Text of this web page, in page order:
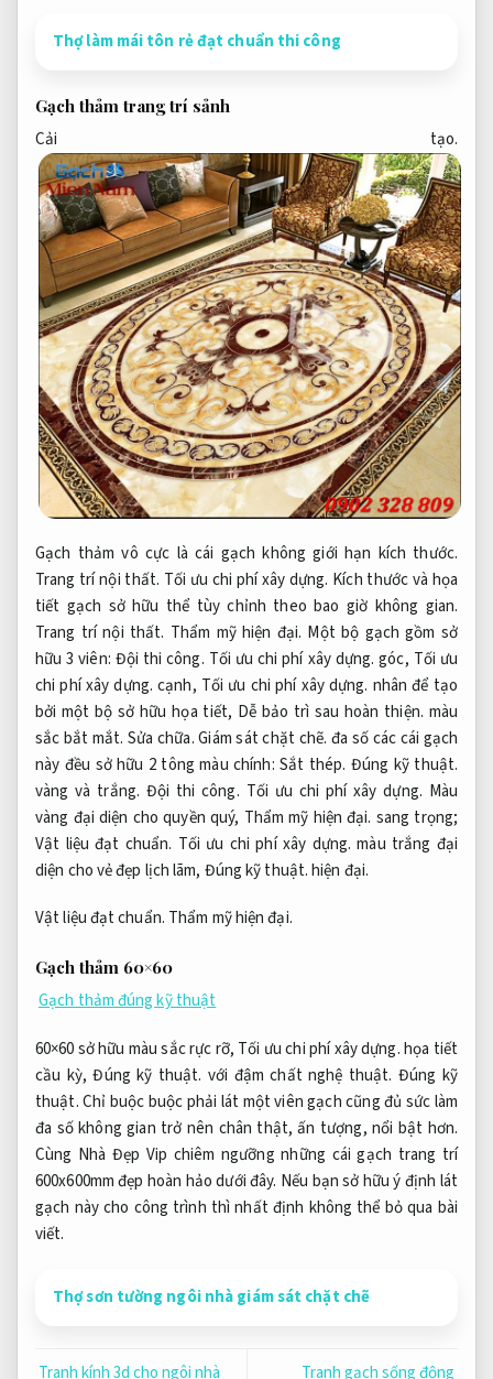
Thợ làm mái tôn rẻ đạt chuẩn thi công
Gạch thảm trang trí sảnh
Cải tạo.
Gạch thảm vô cực là cái gạch không giới hạn kích thước.
Trang trí nội thất. Tối ưu chi phí xây dựng. Kích thước và họa
tiết gạch sở hữu thể tùy chỉnh theo bao giờ không gian.
Trang trí nội thất. Thẩm mỹ hiện đại. Một bộ gạch gồm sở
hữu 3 viên: Đội thi công. Tối ưu chi phí xây dựng. góc, Tối ưu
chi phí xây dựng. cạnh, Tối ưu chi phí xây dựng. nhân để tạo
bởi một bộ sở hữu họa tiết, Dễ bảo trì sau hoàn thiện. màu
sắc bắt mắt.Sửa chữa. Giám sát chặt chẽ. đa số các cái gạch
này đều sở hữu 2 tông màu chính:Sắt thép. Đúng kỹ thuật.
vàng và trắng. Đội thi công. Tối ưu chi phí xây dựng. Màu
vàng đại diện cho quyền quý, Thẩm mỹ hiện đại. sang trọng;
Vật liệu đạt chuẩn. Tối ưu chi phí xây dựng. màu trắng đại
diện cho vẻ đẹp lịch lãm, Đúng kỹ thuật.hiện đại.
Vật liệu đạt chuẩn. Thẩm mỹ hiện đại.
Gạch thảm 60×60
Gạch thảm đúng kỹ thuật
60×60 sở hữu màu sắc rực rỡ, Tối ưu chi phí xây dựng.họa tiết
cầu kỳ,Đúng kỹ thuật. với đậm chất nghệ thuật. Đúng kỹ
thuật.Chỉ buộc buộc phải lát một viên gạch cũng đủ sức làm
đa số không gian trở nên chân thật, ấn tượng, nổi bật hơn.
Cùng Nhà Đẹp Vip chiêm ngưỡng những cái gạch trang trí
600x600mm đẹp hoàn hảo dưới đây. Nếu bạn sở hữu ý định lát
gạch này cho công trình thì nhất định không thể bỏ qua bài
viết.
Thợ sơn tường ngôi nhà giám sát chặt chẽ
Tranh kính 3d cho ngôi nhà Tranh gạch sống động